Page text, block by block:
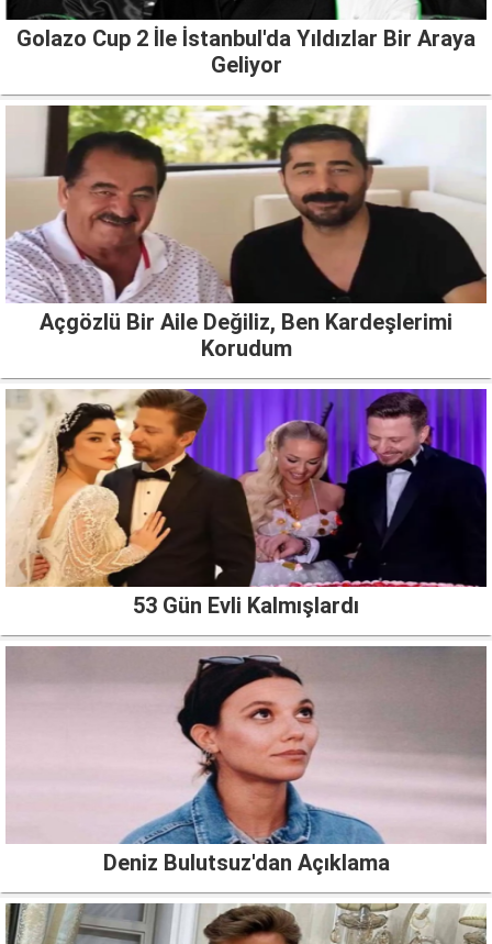
Golazo Cup 2 İle İstanbul'da Yıldızlar Bir Araya
Geliyor
Açgözlü Bir Aile Değiliz, Ben Kardeşlerimi
Korudum
53 Gün Evli Kalmışlardı
Deniz Bulutsuz'dan Açıklama